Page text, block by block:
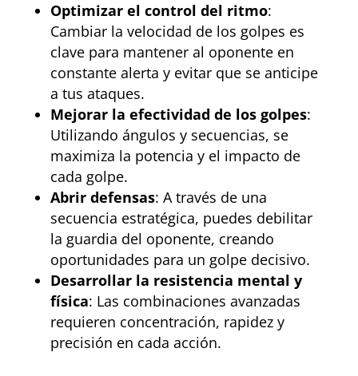
Optimizar el control del ritmo:
Cambiar la velocidad de los golpes es
clave para mantener al oponente en
constante alerta y evitar que se anticipe
a tus ataques.
Mejorar la efectividad de los golpes:
Utilizando ángulos y secuencias, se
maximiza la potencia y el impacto de
cada golpe.
Abrir defensas: A través de una
secuencia estratégica, puedes debilitar
la guardia del oponente, creando
oportunidades para un golpe decisivo.
Desarrollar la resistencia mental y
física: Las combinaciones avanzadas
requieren concentración, rapidez y
precisión en cada acción.